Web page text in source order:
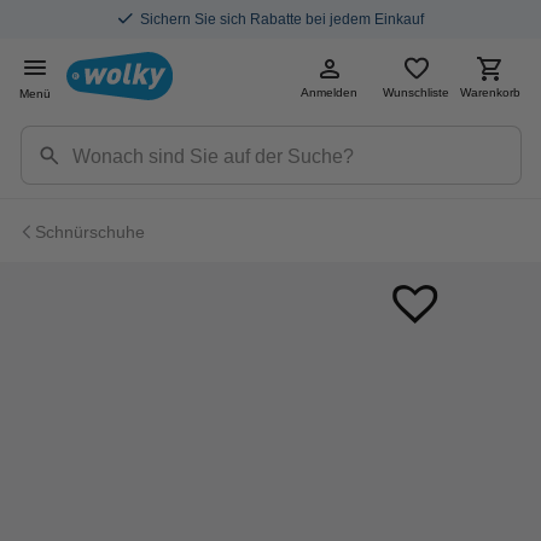
Sichern Sie sich Rabatte bei jedem Einkauf
Menü Anmelden Wunschliste Warenkorb
Schnürschuhe